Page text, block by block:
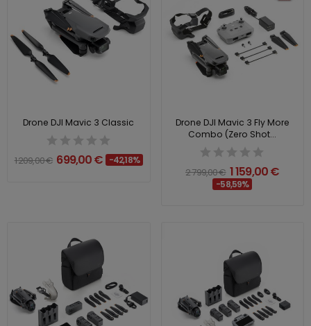
Drone DJI Mavic 3 Classic
1 209,00 € 699,00 € -42,18%
Drone DJI Mavic 3 Fly More
Combo (Zero Shot...
2 799,00 € 1 159,00 €
-58,59%